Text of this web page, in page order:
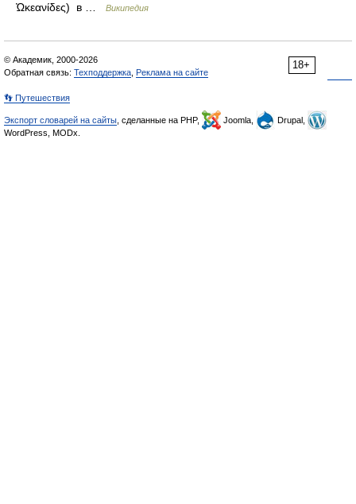
Ὠκεανίδες) в …
Википедия
18+
© Академик, 2000-2026
Обратная связь: Техподдержка Реклама на сайте
👣 Путешествия
Экспорт словарей на сайты , сделанные на PHP, Joomla,
Drupal,
WordPress, MODx.